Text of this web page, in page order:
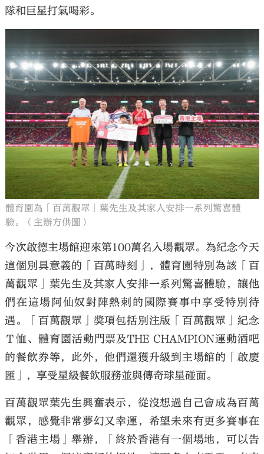
隊和巨星打氣喝彩。
體育園為「百萬觀眾」葉先生及其家人安排一系列驚喜體
驗。（主辦方供圖）
今次啟德主場館迎來第100萬名入場觀眾。為紀念今天
這個別具意義的「百萬時刻」，體育園特別為該「百
萬觀眾」葉先生及其家人安排一系列驚喜體驗，讓他
們在這場阿仙奴對陣熱刺的國際賽事中享受特別待
遇。「百萬觀眾」獎項包括別注版「百萬觀眾」紀念
Ｔ恤、體育園活動門票及THE CHAMPION運動酒吧
的餐飲券等，此外，他們還獲升級到主場館的「啟慶
匯」，享受星級餐飲服務並與傳奇球星碰面。
百萬觀眾葉先生興奮表示，從沒想過自己會成為百萬
觀眾，感覺非常夢幻又幸運，希望未來有更多賽事在
「香港主場」舉辦，「終於香港有一個場地，可以告